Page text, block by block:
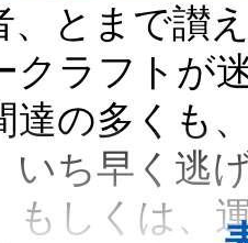
ある」と聞
爵家の末
たちと一緒
。
まで讃え
クラフト
達の多くも
いち早く逃
もしくは、